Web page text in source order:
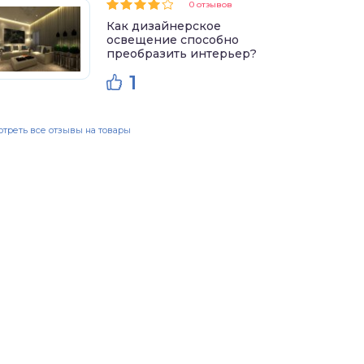
0 отзывов
Как дизайнерское
освещение способно
преобразить интерьер?
1
все отзывы на товары